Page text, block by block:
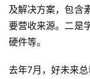
及解决方案，包含
要营收来源。二是
硬件等。
去年7月，好未来